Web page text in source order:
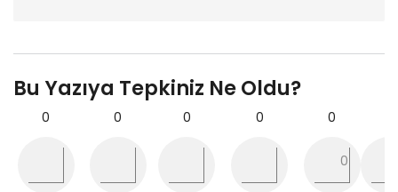
Bu Yazıya Tepkiniz Ne Oldu?
0 0 0 0 0